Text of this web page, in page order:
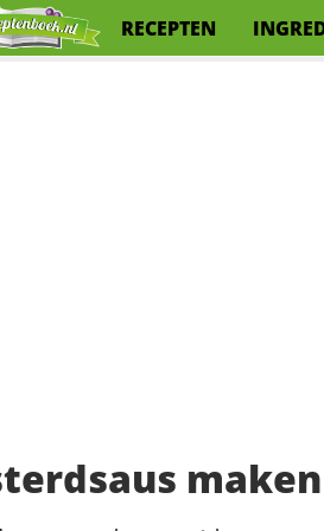
RECEPTEN
maken